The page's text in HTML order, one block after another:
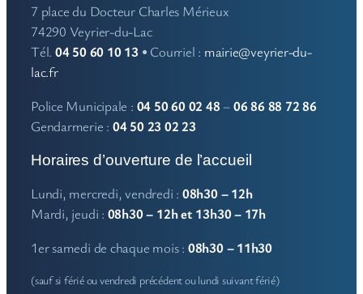
7 place du Docteur Charles Mérieux
74290 Veyrier-du-Lac
Tél. 04 50 60 10 13• Courriel : mairie@veyrier-du-
lac.fr
Police Municipale : 04 50 60 02 48 –06 86 88 72 86
Gendarmerie : 04 50 23 02 23
Horaires d’ouverture de l’accueil
Lundi, mercredi, vendredi : 08h30 – 12h
Mardi, jeudi : 08h30 – 12h et 13h30 – 17h
1er samedi de chaque mois : 08h30 – 11h30
(sauf si férié ou vendredi précédent ou lundi suivant férié)